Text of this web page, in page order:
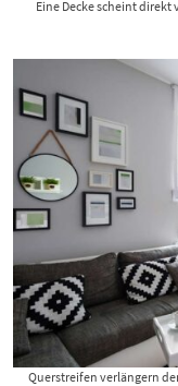
Eine Decke scheint
Querstreifen verlängern